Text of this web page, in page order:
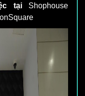
tại Shophouse